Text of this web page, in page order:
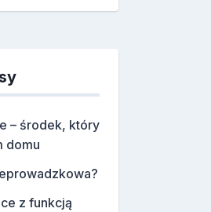
– środek, który
domu
z funkcją